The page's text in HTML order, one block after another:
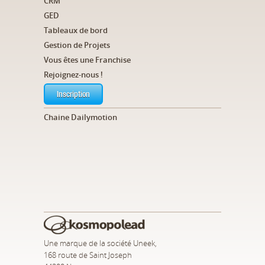
GED
Tableaux de bord
Gestion de Projets
Vous êtes une Franchise
Rejoignez-nous !
Inscription
Chaine Dailymotion
Une marque de la société Uneek,
168 route de Saint Joseph